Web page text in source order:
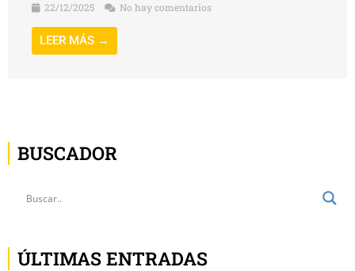
22/12/2025
No hay comentarios
LEER MÁS →
BUSCADOR
ÚLTIMAS ENTRADAS